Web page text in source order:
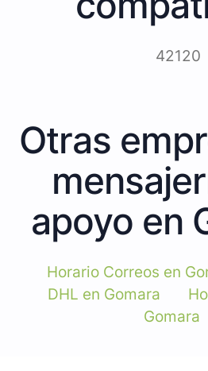
42120
Otras
apoyo en
Horario Correos en
DHL en Gomara
Gomara